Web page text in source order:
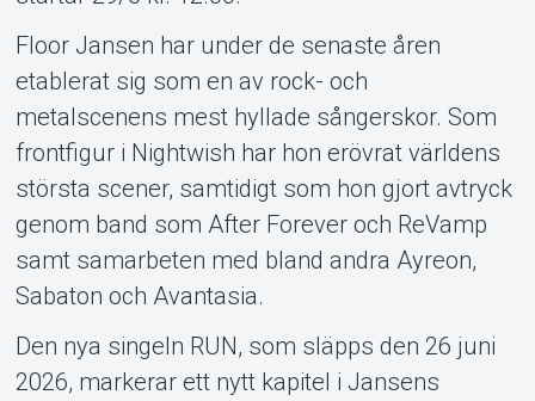
Floor Jansen har under de senaste åren
etablerat sig som en av rock- och
metalscenens mest hyllade sångerskor. Som
frontfigur i Nightwish har hon erövrat världens
största scener, samtidigt som hon gjort avtryck
genom band som After Forever och ReVamp
samt samarbeten med bland andra Ayreon,
Sabaton och Avantasia.
Den nya singeln RUN, som släpps den 26 juni
2026, markerar ett nytt kapitel i Jansens